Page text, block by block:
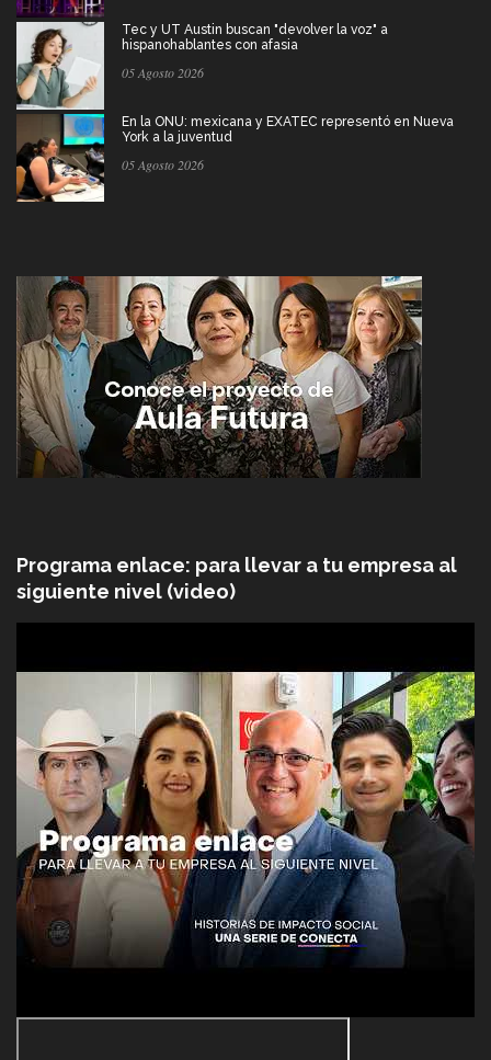
Tec y UT Austin buscan "devolver la voz" a
hispanohablantes con afasia
05 Agosto 2026
En la ONU: mexicana y EXATEC representó en Nueva
York a la juventud
05 Agosto 2026
Programa enlace: para llevar a tu empresa al
siguiente nivel (video)